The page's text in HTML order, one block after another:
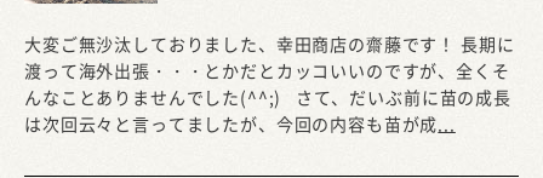
大変ご無沙汰しておりました、幸田商店の齋藤です！ 長期に
渡って海外出張・・・とかだとカッコいいのですが、全くそ
んなことありませんでした(^^;) さて、だいぶ前に苗の成長
は次回云々と言ってましたが、今回の内容も苗が成